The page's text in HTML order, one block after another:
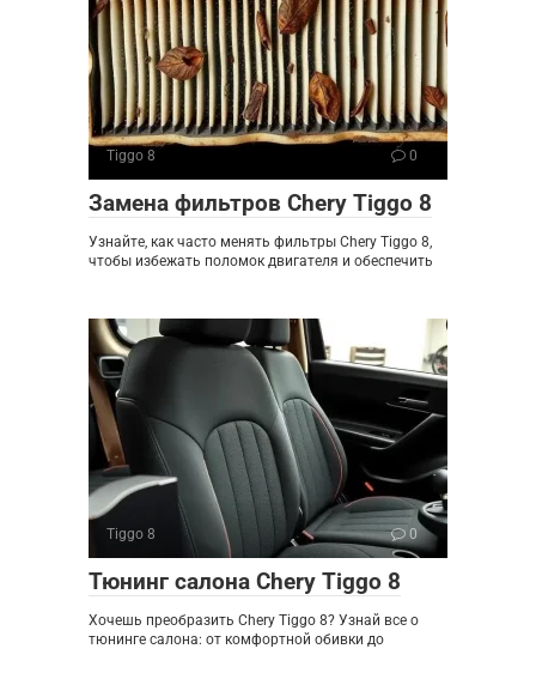
Tiggo 8 0
Замена фильтров Chery Tiggo 8
Узнайте, как часто менять фильтры Chery Tiggo 8,
чтобы избежать поломок двигателя и обеспечить
Tiggo 8 0
Тюнинг салона Chery Tiggo 8
Хочешь преобразить Chery Tiggo 8? Узнай все о
тюнинге салона: от комфортной обивки до